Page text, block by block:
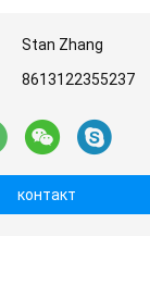
Stan Zhang
8613122355237
контакт